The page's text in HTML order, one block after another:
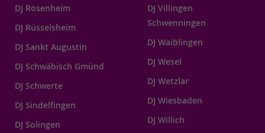
DJ Rosenheim
DJ Rüsselsheim
DJ Sankt Augustin
DJ Schwäbisch Gmünd
DJ Schwerte
DJ Sindelfingen
DJ Solingen
DJ Villingen
Schwenningen
DJ Waiblingen
DJ Wesel
DJ Wetzlar
DJ Wiesbaden
DJ Willich